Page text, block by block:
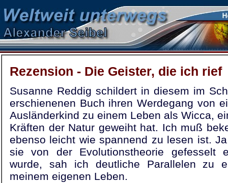
Rezension - Die Geister, die ich rief
Susanne Reddig schildert in diesem im
erschienenen Buch ihren Werdegang von
Ausländerkind zu einem Leben als Wicca,
Kräften der Natur geweiht hat. Ich muß
ebenso leicht wie spannend zu lesen ist.
sie von der Evolutionstheorie gefesselt
wurde, sah ich deutliche Parallelen zu
meinem eigenen Leben.